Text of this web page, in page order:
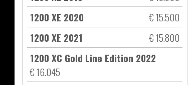
1200 XE 2020
€ 15.500
1200 XE 2021
€ 15.800
1200 XC Gold Line Edition 2022
€ 16.045